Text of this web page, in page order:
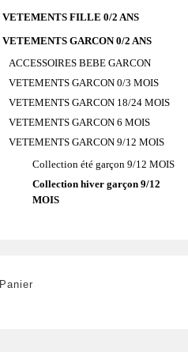
VETEMENTS FILLE 0/2 ANS
VETEMENTS GARCON 0/2 ANS
ACCESSOIRES BEBE GARCON
VETEMENTS GARCON 0/3 MOIS
VETEMENTS GARCON 18/24 MOIS
VETEMENTS GARCON 6 MOIS
VETEMENTS GARCON 9/12 MOIS
Collection été garçon 9/12 MOIS
Collection hiver garçon 9/12
MOIS
Panier